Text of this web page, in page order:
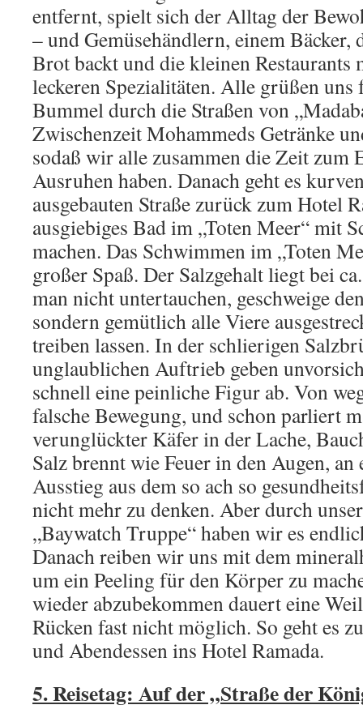
entfernt, spielt sich der Alltag der
– und Gemüsehändlern, einem Bäcker,
Brot backt und die kleinen Restaurants
leckeren Spezialitäten. Alle grüßen
Bummel durch die Straßen von
Zwischenzeit Mohammeds Getränke
sodaß wir alle zusammen die Zeit zum
Ausruhen haben. Danach geht es
ausgebauten Straße zurück zum Hotel
ausgiebiges Bad im „Toten Meer“ mit
machen. Das Schwimmen im „Toten
großer Spaß. Der Salzgehalt liegt bei
man nicht untertauchen, geschweige
sondern gemütlich alle Viere
treiben lassen. In der schlierigen
unglaublichen Auftrieb geben
schnell eine peinliche Figur ab. Von
falsche Bewegung, und schon parliert
verunglückter Käfer in der Lache,
Salz brennt wie Feuer in den Augen, an
Ausstieg aus dem so ach so
nicht mehr zu denken. Aber durch
„Baywatch Truppe“ haben wir es
Danach reiben wir uns mit dem
um ein Peeling für den Körper zu
wieder abzubekommen dauert eine
Rücken fast nicht möglich. So geht es
und Abendessen ins Hotel Ramada.
5. Reisetag: Auf der „Straße der